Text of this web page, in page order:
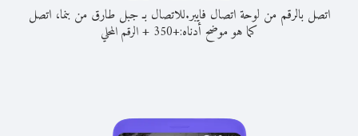
اتصل بالرقم من لوحة اتصال فايبر.للاتصال بـ جبل طارق من بنما، اتصل
كما هو موضح أدناه:+
350
+الرقم المحلي